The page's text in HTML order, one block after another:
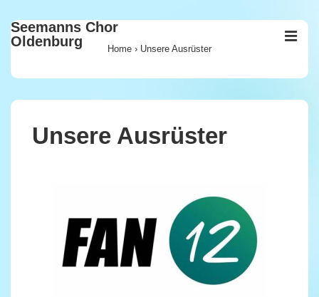
Zum
Inhalt
Seemanns Chor
Oldenburg
Main
Navigation
Home › Unsere Ausrüster
Unsere Ausrüster